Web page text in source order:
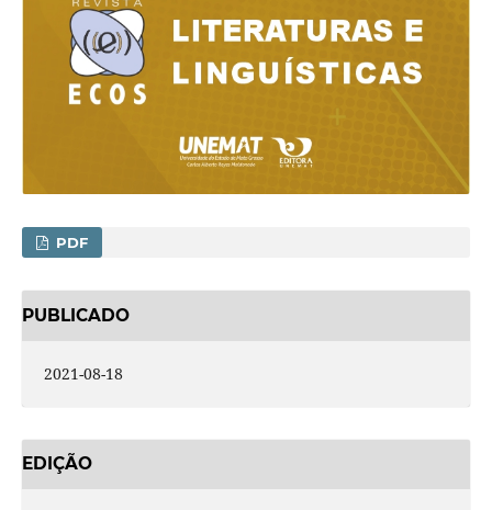
PDF
PUBLICADO
2021-08-18
EDIÇÃO